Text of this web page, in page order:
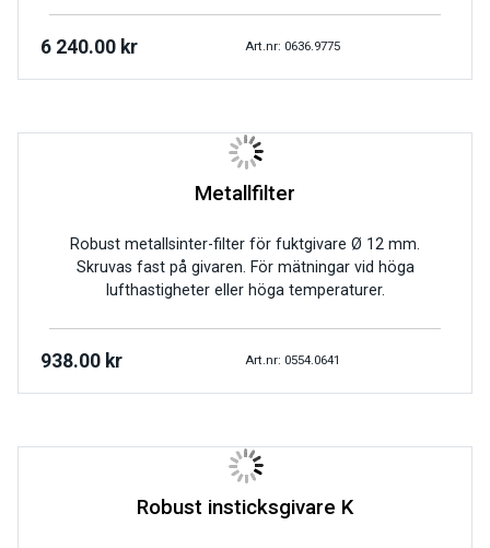
6 240.00 kr Art.nr: 0636.9775
Metallfilter
Robust metallsinter-filter för fuktgivare Ø 12 mm.
Skruvas fast på givaren. För mätningar vid höga
lufthastigheter eller höga temperaturer.
938.00 kr Art.nr: 0554.0641
Robust insticksgivare K